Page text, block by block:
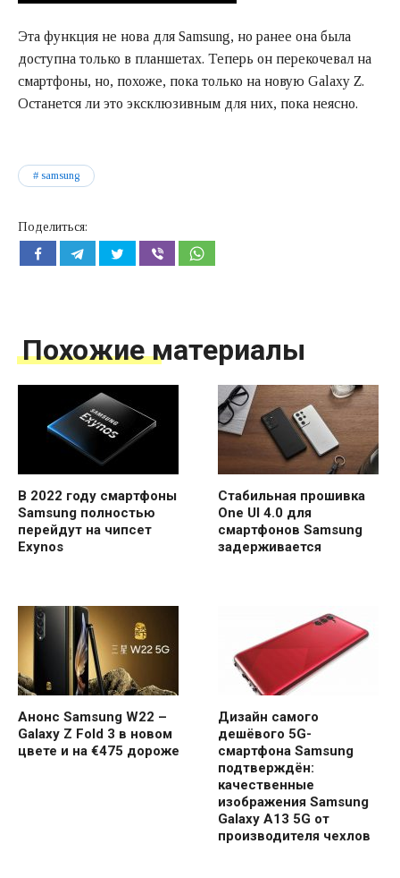
Эта функция не нова для Samsung, но ранее она была
доступна только в планшетах. Теперь он перекочевал на
смартфоны, но, похоже, пока только на новую Galaxy Z.
Останется ли это эксклюзивным для них, пока неясно.
samsung
Поделиться:
Похожие материалы
В 2022 году смартфоны
Samsung полностью
перейдут на чипсет
Exynos
Стабильная прошивка
One UI 4.0 для
смартфонов Samsung
задерживается
Анонс Samsung W22 –
Galaxy Z Fold 3 в новом
цвете и на €475 дороже
Дизайн самого
дешёвого 5G-
смартфона Samsung
подтверждён:
качественные
изображения Samsung
Galaxy A13 5G от
производителя чехлов